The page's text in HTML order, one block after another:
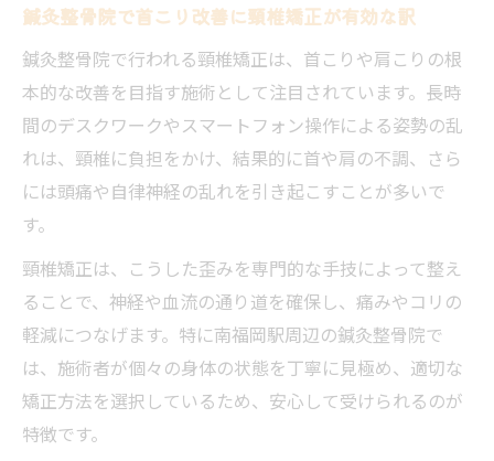
鍼灸整骨院で首こり改善に頸椎矯正が有効な訳
鍼灸整骨院で行われる頸椎矯正は、首こりや肩こりの根
本的な改善を目指す施術として注目されています。長時
間のデスクワークやスマートフォン操作による姿勢の乱
れは、頸椎に負担をかけ、結果的に首や肩の不調、さら
には頭痛や自律神経の乱れを引き起こすことが多いで
す。
頸椎矯正は、こうした歪みを専門的な手技によって整え
ることで、神経や血流の通り道を確保し、痛みやコリの
軽減につなげます。特に南福岡駅周辺の鍼灸整骨院で
は、施術者が個々の身体の状態を丁寧に見極め、適切な
矯正方法を選択しているため、安心して受けられるのが
特徴です。